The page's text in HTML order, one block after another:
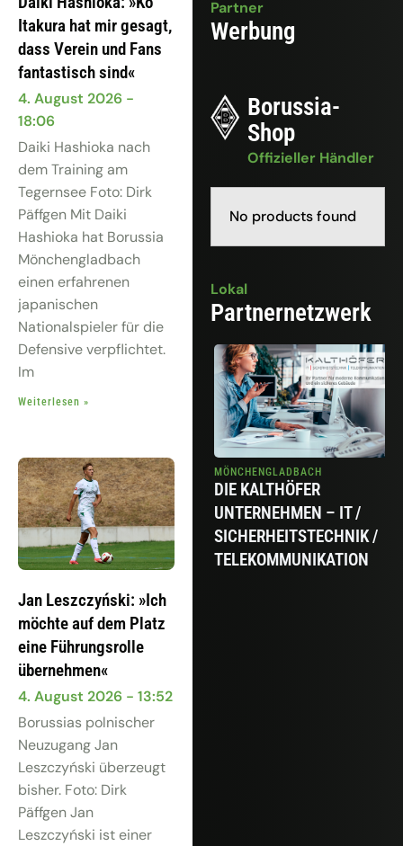
Itakura hat mir gesagt,
dass Verein und Fans
fantastisch sind«
4. August 2026
18:06
Daiki Hashioka nach
dem Training am
Tegernsee Foto: Dirk
Päffgen Mit Daiki
Hashioka hat Borussia
Mönchengladbach
einen erfahrenen
japanischen
Nationalspieler für die
Defensive verpflichtet.
Im
Weiterlesen »
Jan Leszczyński: »Ich
möchte auf dem Platz
eine Führungsrolle
übernehmen«
4. August 2026
13:52
Borussias polnischer
Neuzugang Jan
Leszczyński überzeugt
bisher. Foto: Dirk
Päffgen Jan
Leszczyński ist einer
Partner
Werbung
Borussia-
Shop
Offizieller Händler
No products found
Lokal
Partnernetzwerk
MÖNCHENGLADBACH
ALBERTO CONCEPT
STORE
MÖNCHENGLADBACH
DIE KALTHÖFER
UNTERNEHMEN – IT /
SICHERHEITSTECHNIK /
TELEKOMMUNIKATION